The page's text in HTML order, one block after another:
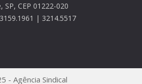
SP, CEP 01222-020
| 3214.5517
- Agência Sindical